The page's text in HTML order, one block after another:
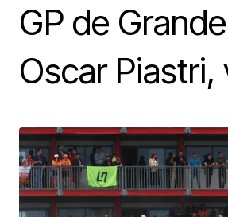
GP de
Oscar